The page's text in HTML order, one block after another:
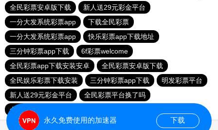
全民彩票安卓版下载
新人送29元彩金平台
一分大发系统彩票app
下载全民彩票
一分大发系统彩票app
快乐彩票app下载地址
三分钟彩票app下载
6f彩票welcome
全民彩票app下载安装安卓
全民彩票安卓版下载
全民娱乐彩票下载安装
三分钟彩票app下载
明发彩票平台
新人送29元彩金平台
全民彩票平台换了吗
全民彩票官网app下载安装
永久免费使用的加速器 下载